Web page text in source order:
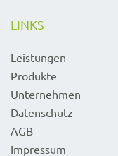
LINKS
Leistungen
Produkte
Unternehmen
Datenschutz
AGB
Impressum